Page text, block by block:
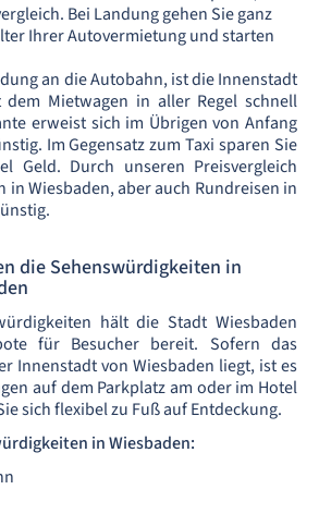
Bei Landung gehen Sie ganz
Ihrer Autovermietung und starten
an die Autobahn, ist die Innenstadt
Mietwagen in aller Regel schnell
erweist sich im Übrigen von Anfang
Im Gegensatz zum Taxi sparen Sie
Geld. Durch unseren Preisvergleich
in Wiesbaden, aber auch Rundreisen in
die Sehenswürdigkeiten in
hält die Stadt Wiesbaden
für Besucher bereit. Sofern das
Innenstadt von Wiesbaden liegt, ist es
auf dem Parkplatz am oder im Hotel
sich flexibel zu Fuß auf Entdeckung.
in Wiesbaden: